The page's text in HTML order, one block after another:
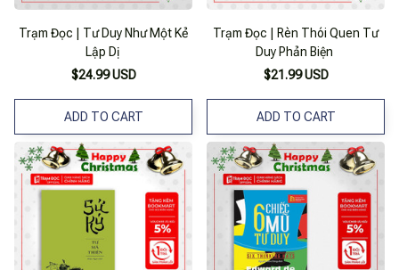
Trạm Đọc | Tư Duy Như Một Kẻ
Lập Dị
$24.99 USD
ADD TO CART
Trạm Đọc | Rèn Thói Quen Tư
Duy Phản Biện
$21.99 USD
ADD TO CART